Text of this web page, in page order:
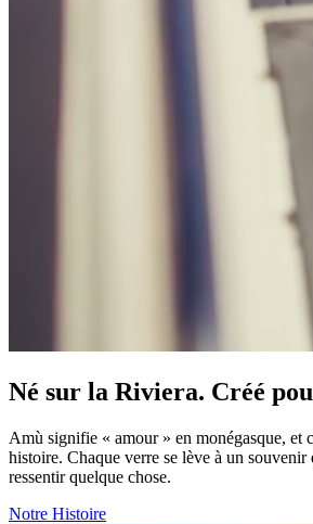
Né sur la Riviera. Créé pour l’instant présent.​​​​‌
Amù signifie « amour » en monégasque, et
histoire. Chaque verre se lève à un
ressentir quelque chose.​​​​‌ ‍ ​‍​‍‌‍ ‌ ​‍‌‍‍‌‌‍‌ ‌‍‍‌‌‍ ‍​‍​‍​ ‍‍​‍​‍‌ ​ ‌‍​‌‌‍ ‍‌‍‍‌‌ ‌​‌ ‍‌​‍ ‍‌‍‍‌‌‍ ​‍​‍​‍ ​​‍​‍‌‍‍​‌ ​‍‌‍‌‌‌‍‌‍​‍​‍​ ‍‍​‍​‍‌‍‍​‌ ‌​‌ ‌​‌ ​​‌ ​ ​ ‍‍​‍ ​‍ ‌‍ ​​‍ ‌‌‍​‌‌‍ ‍‌‍‌​​‍ ‌‌ ​‍​‍ ‌‌‍‍​‌‍ ‌ ‌​‌‍‌‌‌‍ ​‌ ​ ​‍ ‌‌ ​ ‌ ‌​‌ ‌‌‌‍‌​‌‍‍‌‌‍ ​‍ ‍‌ ‌‍‌‍‌‌‌ ​‍‌‍​ ‌‍‌‌‌‍ ​​‍ ‍‌‍​‌‌ ​​‌ ​​​‍ ‌‍‍‌‌‍ ‍‌ ‌​‌‍‌‌‌‍ ‍‌ ‌​​‍ ‌‍‌‌‌‍‌​‌‍‍‌‌ ‌​​‍ ‌‍ ‌‌‍ ‌‍‌​‌‍‌‌​ ‌‌ ​​‌ ​‍‌‍‌‌‌ ​ ‌‍‌‌‌‍ ‍‌ ‌​‌‍​‌‌ ‌​‌‍‍‌‌‍ ‌‍ ‍​ ‍ ‌‍‍‌‌‍‌​​ ‌​ ‍‌‌‍​‍​ ‌ ​ ​​​ ‍​‌‍‌‍​ ‍‌​ ​​​‍ ‌‌‍‌‌‌‍‌‌‌‍​‌​ ‌‍​‍ ‌​ ‌​​ ‌‌​ ‍‌‌‍​‌​‍ ‌​ ‍‌​ ​ ​ ‌​‌‍​ ​‍ ‌‌‍‌‌‌‍‌‍‌‍​‌‌‍​‌​ ​​​ ‌‌​ ‍‌​ ​ ​ ‌​​ ​​​ ​ ‌‍‌‍​ ‍ ‌ ‌​‌ ‍‌‌ ​​‌‍‌‌​ ‌‌‍‍​‌‍ ‌ ‌​‌‍‌‌‌‍ ​‌‌​ ‌‍‍‌‌ ‌​‌‍‌‌‌​‍​‌‍ ‌‍ ‌‌‍‌‌‌‌​​‌‍​‌‌‍‌ ‌‍‌‌​ ‍ ‌ ​​‌‍​‌‌ ‌​‌‍‍​​ ‌‌ ​​‌‍​‌‌‍‌ ‌‍‌‌‌​​‍‌ ‌‌‌‍‍‌‌‍ ​‌‍‌​‌‍‌‌‌ ​‍​‍‌‌​ ‌‌‌​​‍‌‌ ‌‍‍ ‌‍‌‌‌ ‍‌​‍‌‌​ ​ ‌​‌​​‍‌‌​ ​ ‌​‌​​‍‌‌​ ​‍​ ​‍‌‍​‍​ ​ ​ ‌‍‌‍​‌‌‍‌​​ ​‍​ ‌‌​ ​ ​ ​‌‌‍‌‍​ ‌​‌‍​ ​‍‌‌​ ​‍​ ​‍​‍‌‌​ ‌‌‌​‌​​‍ ‍‌‍​‍‌‍ ‌‍‌​‌ ‍‌​ ‌‍​‍‌‍​‌‌ ​ ‌‍‌‌‌‌‌‌‌ ​‍‌‍ ​​ ‌‌‍‍​‌ ‌​‌ ‌​‌ ​​‌ ​ ​‍‌‌​ ​ ‌​​‌​‍‌‌​ ​‍‌​‌‍​‍‌‌​ ​‍‌​‌‍‌‍ ​​‍ ‌‌‍​‌‌‍ ‍‌‍‌​​‍ ‌‌ ​‍​‍ ‌‌‍‍​‌‍ ‌ ‌​‌‍‌‌‌‍ ​‌ ​ ​‍ ‌‌ ​ ‌ ‌​‌ ‌‌‌‍‌​‌‍‍‌‌‍ ​‍ ‍‌ ‌‍‌‍‌‌‌ ​‍‌‍​ ‌‍‌‌‌‍ ​​‍ ‍‌‍​‌‌ ​​‌ ​​​‍‌‍‌‍‍‌‌‍‌​​ ‌​ ‍‌‌‍​‍​ ‌ ​ ​​​ ‍​‌‍‌‍​ ‍‌​ ​​​‍ ‌‌‍‌‌‌‍‌‌‌‍​‌​ ‌‍​‍ ‌​ ‌​​ ‌‌​ ‍‌‌‍​‌​‍ ‌​ ‍‌​ ​ ​ ‌​‌‍​ ​‍ ‌‌‍‌‌‌‍‌‍‌‍​‌‌‍​‌​ ​​​ ‌‌​ ‍‌​ ​ ​ ‌​​ ​​​ ​ ‌‍‌‍​‍‌‍‌ ‌​‌ ‍‌‌ ​​‌‍‌‌​ ‌‌‍‍​‌‍ ‌ ‌​‌‍‌‌‌‍ ​‌‌​ ‌‍‍‌‌ ‌​‌‍‌‌‌​‍​‌‍ ‌‍ ‌‌‍‌‌‌‌​​‌‍​‌‌‍‌ ‌‍‌‌​‍‌‍‌ ​​‌‍​‌‌ ‌​‌‍‍​​ ‌‌ ​​‌‍​‌‌‍‌ ‌‍‌‌‌​​‍‌ ‌‌‌‍‍‌‌‍ ​‌‍‌​‌‍‌‌‌ ​‍​‍‌‌​ ‌‌‌​​‍‌‌ ‌‍‍ ‌‍‌‌‌ ‍‌​‍‌‌​ ​ ‌​‌​​‍‌‌​ ​ ‌​‌​​‍‌‌​ ​‍​ ​‍‌‍​‍​ ​ ​ ‌‍‌‍​‌‌‍‌​​ ​‍​ ‌‌​ ​ ​ ​‌‌‍‌‍​ ‌​‌‍​ ​‍‌‌​ ​‍​ ​‍​‍‌‌​ ‌‌‌​‌​​‍ ‍‌‍​‍‌‍ ‌‍‌​‌ ‍‌​‍‌‍‌ ​​‌‍‌‌‌ ​‍‌ ​ ‌ ​​‌‍‌‌‌‍​ ‌ ‌​‌‍‍‌‌ ‌‍‌‍‌‌​ ‌‌ ​​‌ ‌‌‌‍​‍‌‍ ​‌‍‍‌‌ ​ ‌‍‍​‌‍‌‌‌‍‌​​‍​‍‌ ‌
Notre Histoire​​​​‌ ‍ ​‍​‍‌‍ ‌ ​‍‌‍‍‌‌‍‌ ‌‍‍‌‌‍ ‍​‍​‍​ ‍‍​‍​‍‌ ​ ‌‍​‌‌‍ ‍‌‍‍‌‌ ‌​‌ ‍‌​‍ ‍‌‍‍‌‌‍ ​‍​‍​‍ ​​‍​‍‌‍‍​‌ ​‍‌‍‌‌‌‍‌‍​‍​‍​ ‍‍​‍​‍‌‍‍​‌ ‌​‌ ‌​‌ ​​‌ ​ ​ ‍‍​‍ ​‍ ‌‍ ​​‍ ‌‌‍​‌‌‍ ‍‌‍‌​​‍ ‌‌ ​‍​‍ ‌‌‍‍​‌‍ ‌ ‌​‌‍‌‌‌‍ ​‌ ​ ​‍ ‌‌ ​ ‌ ‌​‌ ‌‌‌‍‌​‌‍‍‌‌‍ ​‍ ‍‌ ‌‍‌‍‌‌‌ ​‍‌‍​ ‌‍‌‌‌‍ ​​‍ ‍‌‍​‌‌ ​​‌ ​​​‍ ‌‍‍‌‌‍ ‍‌ ‌​‌‍‌‌‌‍ ‍‌ ‌​​‍ ‌‍‌‌‌‍‌​‌‍‍‌‌ ‌​​‍ ‌‍ ‌‌‍ ‌‍‌​‌‍‌‌​ ‌‌ ​​‌ ​‍‌‍‌‌‌ ​ ‌‍‌‌‌‍ ‍‌ ‌​‌‍​‌‌ ‌​‌‍‍‌‌‍ ‌‍ ‍​ ‍ ‌‍‍‌‌‍‌​​ ‌​ ‍‌‌‍​‍​ ‌ ​ ​​​ ‍​‌‍‌‍​ ‍‌​ ​​​‍ ‌‌‍‌‌‌‍‌‌‌‍​‌​ ‌‍​‍ ‌​ ‌​​ ‌‌​ ‍‌‌‍​‌​‍ ‌​ ‍‌​ ​ ​ ‌​‌‍​ ​‍ ‌‌‍‌‌‌‍‌‍‌‍​‌‌‍​‌​ ​​​ ‌‌​ ‍‌​ ​ ​ ‌​​ ​​​ ​ ‌‍‌‍​ ‍ ‌ ‌​‌ ‍‌‌ ​​‌‍‌‌​ ‌‌‍‍​‌‍ ‌ ‌​‌‍‌‌‌‍ ​‌‌​ ‌‍‍‌‌ ‌​‌‍‌‌‌​‍​‌‍ ‌‍ ‌‌‍‌‌‌‌​​‌‍​‌‌‍‌ ‌‍‌‌​ ‍ ‌ ​​‌‍​‌‌ ‌​‌‍‍​​ ‌‌ ​​‌‍​‌‌‍‌ ‌‍‌‌‌​​‍‌ ‌‌‌‍‍‌‌‍ ​‌‍‌​‌‍‌‌‌ ​‍​‍‌‌​ ‌‌‌​​‍‌‌ ‌‍‍ ‌‍‌‌‌ ‍‌​‍‌‌​ ​ ‌​‌​​‍‌‌​ ​ ‌​‌​​‍‌‌​ ​‍​ ​‍‌‍​‍​ ​ ​ ‌‍‌‍​‌‌‍‌​​ ​‍​ ‌‌​ ​ ​ ​‌‌‍‌‍​ ‌​‌‍​ ​‍‌‌​ ​‍​ ​‍​‍‌‌​ ‌‌‌​‌​​‍ ‍‌ ​​‌ ​‍‌‍‍‌‌‍ ‌‌‍​‌‌ ​‍‌ ‍‌‌​​ ‌ ‌​‌‍​‌​‍ ‍‌‍ ​‌‍​‌‌‍​‍‌‍‌‌‌‍ ​​ ‌‍​‍‌‍​‌‌ ​ ‌‍‌‌‌‌‌‌‌ ​‍‌‍ ​​ ‌‌‍‍​‌ ‌​‌ ‌​‌ ​​‌ ​ ​‍‌‌​ ​ ‌​​‌​‍‌‌​ ​‍‌​‌‍​‍‌‌​ ​‍‌​‌‍‌‍ ​​‍ ‌‌‍​‌‌‍ ‍‌‍‌​​‍ ‌‌ ​‍​‍ ‌‌‍‍​‌‍ ‌ ‌​‌‍‌‌‌‍ ​‌ ​ ​‍ ‌‌ ​ ‌ ‌​‌ ‌‌‌‍‌​‌‍‍‌‌‍ ​‍ ‍‌ ‌‍‌‍‌‌‌ ​‍‌‍​ ‌‍‌‌‌‍ ​​‍ ‍‌‍​‌‌ ​​‌ ​​​‍‌‍‌‍‍‌‌‍‌​​ ‌​ ‍‌‌‍​‍​ ‌ ​ ​​​ ‍​‌‍‌‍​ ‍‌​ ​​​‍ ‌‌‍‌‌‌‍‌‌‌‍​‌​ ‌‍​‍ ‌​ ‌​​ ‌‌​ ‍‌‌‍​‌​‍ ‌​ ‍‌​ ​ ​ ‌​‌‍​ ​‍ ‌‌‍‌‌‌‍‌‍‌‍​‌‌‍​‌​ ​​​ ‌‌​ ‍‌​ ​ ​ ‌​​ ​​​ ​ ‌‍‌‍​‍‌‍‌ ‌​‌ ‍‌‌ ​​‌‍‌‌​ ‌‌‍‍​‌‍ ‌ ‌​‌‍‌‌‌‍ ​‌‌​ ‌‍‍‌‌ ‌​‌‍‌‌‌​‍​‌‍ ‌‍ ‌‌‍‌‌‌‌​​‌‍​‌‌‍‌ ‌‍‌‌​‍‌‍‌ ​​‌‍​‌‌ ‌​‌‍‍​​ ‌‌ ​​‌‍​‌‌‍‌ ‌‍‌‌‌​​‍‌ ‌‌‌‍‍‌‌‍ ​‌‍‌​‌‍‌‌‌ ​‍​‍‌‌​ ‌‌‌​​‍‌‌ ‌‍‍ ‌‍‌‌‌ ‍‌​‍‌‌​ ​ ‌​‌​​‍‌‌​ ​ ‌​‌​​‍‌‌​ ​‍​ ​‍‌‍​‍​ ​ ​ ‌‍‌‍​‌‌‍‌​​ ​‍​ ‌‌​ ​ ​ ​‌‌‍‌‍​ ‌​‌‍​ ​‍‌‌​ ​‍​ ​‍​‍‌‌​ ‌‌‌​‌​​‍ ‍‌ ​​‌ ​‍‌‍‍‌‌‍ ‌‌‍​‌‌ ​‍‌ ‍‌‌​​ ‌ ‌​‌‍​‌​‍ ‍‌‍ ​‌‍​‌‌‍​‍‌‍‌‌‌‍ ​​‍‌‍‌ ​​‌‍‌‌‌ ​‍‌ ​ ‌ ​​‌‍‌‌‌‍​ ‌ ‌​‌‍‍‌‌ ‌‍‌‍‌‌​ ‌‌ ​​‌ ‌‌‌‍​‍‌‍ ​‌‍‍‌‌ ​ ‌‍‍​‌‍‌‌‌‍‌​​‍​‍‌ ‌